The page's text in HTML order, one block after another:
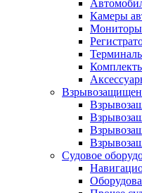
Камеры
Мониторы
Судовое